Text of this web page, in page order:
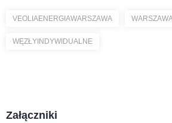
VEOLIAENERGIAWARSZAWA
WĘZŁYINDYWIDUALNE
Załączniki